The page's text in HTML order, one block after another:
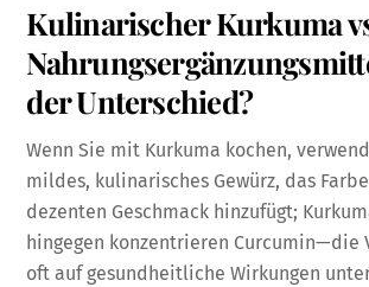
Kulinarischer Kurkuma
der Unterschied?
Wenn Sie mit Kurkuma kochen,
mildes, kulinarisches Gewürz, das
dezenten Geschmack hinzufügt;
hingegen konzentrieren Curcumin—die
oft auf gesundheitliche Wirkungen